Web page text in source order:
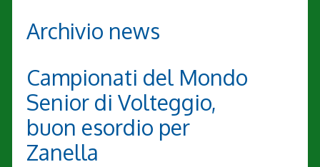
Archivio news
Campionati del Mondo
Senior di Volteggio,
buon esordio per
Zanella